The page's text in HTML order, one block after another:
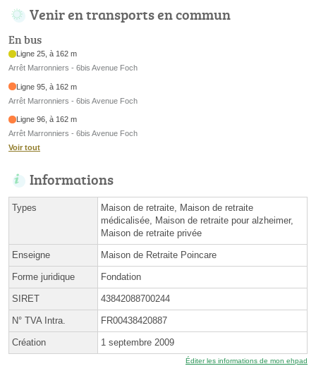
Venir en transports en commun
En bus
Ligne 25, à 162 m
Arrêt Marronniers - 6bis Avenue Foch
Ligne 95, à 162 m
Arrêt Marronniers - 6bis Avenue Foch
Ligne 96, à 162 m
Arrêt Marronniers - 6bis Avenue Foch
Voir tout
Informations
Types
Maison de retraite, Maison de retraite
médicalisée, Maison de retraite pour alzheimer,
Maison de retraite privée
Enseigne Maison de Retraite Poincare
Forme juridique Fondation
SIRET 43842088700244
N° TVA Intra. FR00438420887
Création 1 septembre 2009
Éditer les informations de mon ehpad